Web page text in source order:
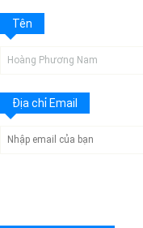
Tên
Địa chỉ Email